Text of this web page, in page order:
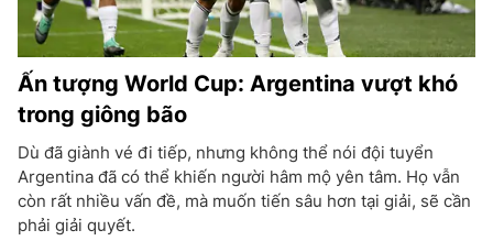
Ấn tượng World Cup: Argentina vượt khó
trong giông bão
Dù đã giành vé đi tiếp, nhưng không thể nói đội tuyển
Argentina đã có thể khiến người hâm mộ yên tâm. Họ vẫn
còn rất nhiều vấn đề, mà muốn tiến sâu hơn tại giải, sẽ cần
phải giải quyết.